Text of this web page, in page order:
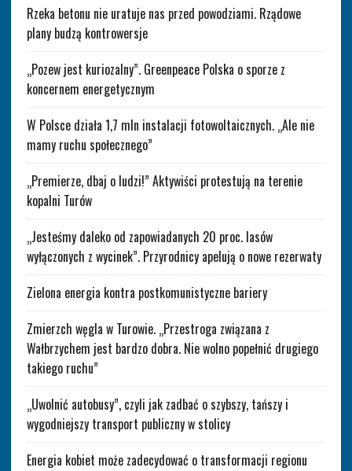
Rzeka betonu nie uratuje nas przed powodziami. Rządowe
plany budzą kontrowersje
„Pozew jest kuriozalny”. Greenpeace Polska o sporze z
koncernem energetycznym
W Polsce działa 1,7 mln instalacji fotowoltaicznych. „Ale nie
mamy ruchu społecznego”
„Premierze, dbaj o ludzi!” Aktywiści protestują na terenie
kopalni Turów
„Jesteśmy daleko od zapowiadanych 20 proc. lasów
wyłączonych z wycinek”. Przyrodnicy apelują o nowe rezerwaty
Zielona energia kontra postkomunistyczne bariery
Zmierzch węgla w Turowie. „Przestroga związana z
Wałbrzychem jest bardzo dobra. Nie wolno popełnić drugiego
takiego ruchu”
„Uwolnić autobusy”, czyli jak zadbać o szybszy, tańszy i
wygodniejszy transport publiczny w stolicy
Energia kobiet może zadecydować o transformacji regionu